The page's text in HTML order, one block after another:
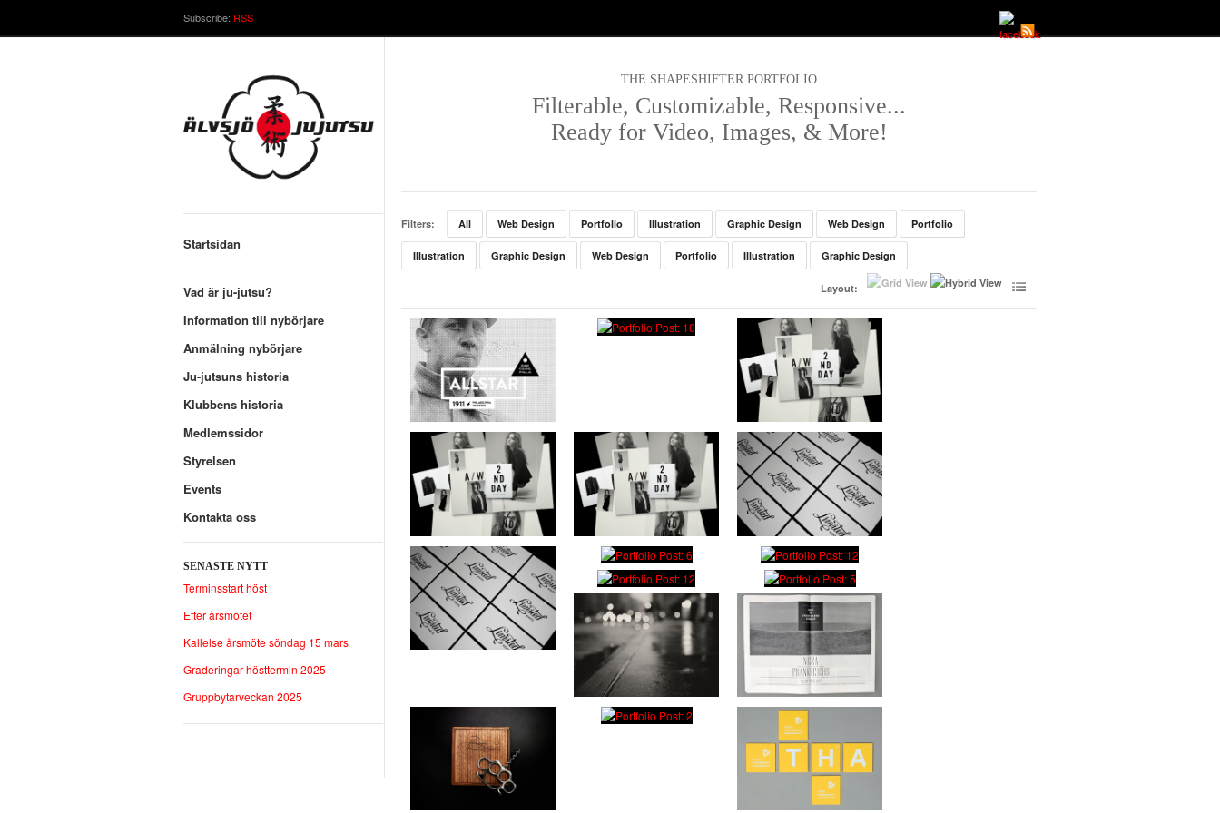
Subscribe: RSS
Startsidan
Vad är ju-jutsu?
Information till nybörjare
Anmälning nybörjare
Ju-jutsuns historia
Klubbens historia
Medlemssidor
Styrelsen
Events
Kontakta oss
SENASTE NYTT
Terminsstart höst
Efter årsmötet
Kallelse årsmöte söndag 15 mars
Graderingar hösttermin 2025
Gruppbytarveckan 2025
THE SHAPESHIFTER PORTFOLIO
Filterable, Customizable, Responsive...
Ready for Video, Images, & More!
Filters: All Web Design Portfolio Illustration Graphic Design Web Design Portfolio
Illustration Graphic Design Web Design Portfolio Illustration Graphic Design
Layout: